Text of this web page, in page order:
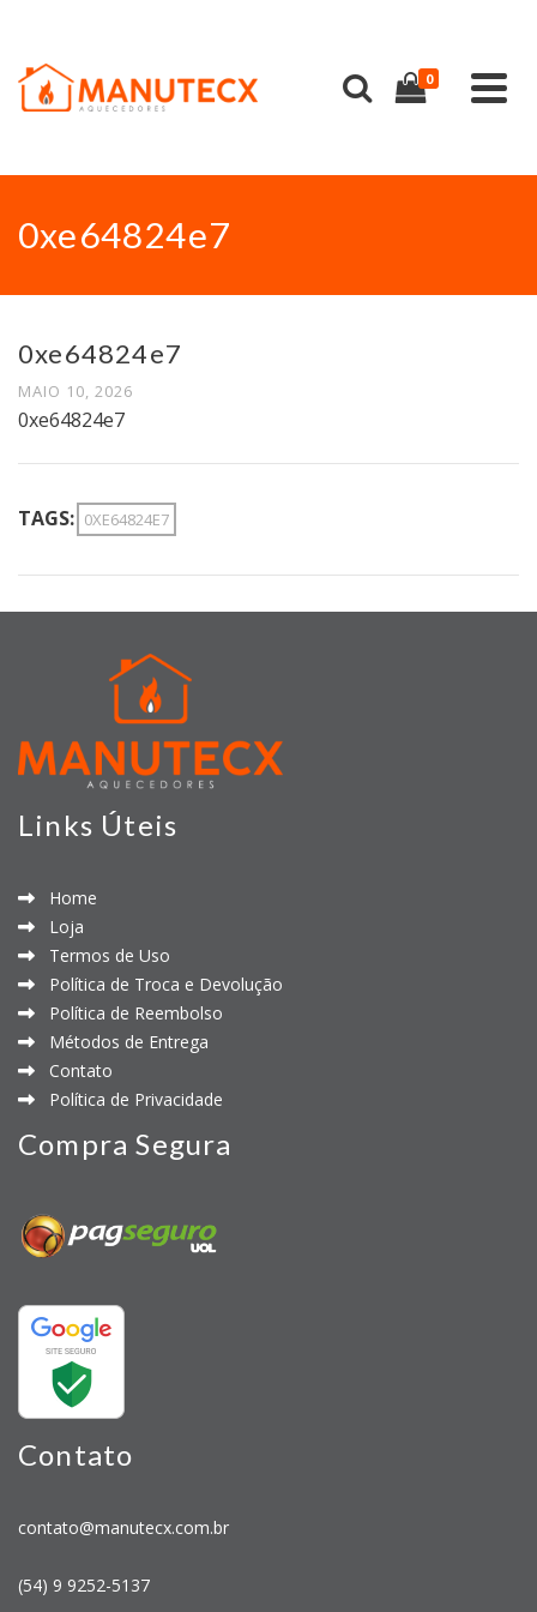
0
0xe64824e7
0xe64824e7
MAIO 10, 2026
0xe64824e7
TAGS: 0XE64824E7
Links Úteis
Home
Loja
Termos de Uso
Política de Troca e Devolução
Política de Reembolso
Métodos de Entrega
Contato
Política de Privacidade
Compra Segura
Contato
contato@manutecx.com.br
(54) 9 9252-5137